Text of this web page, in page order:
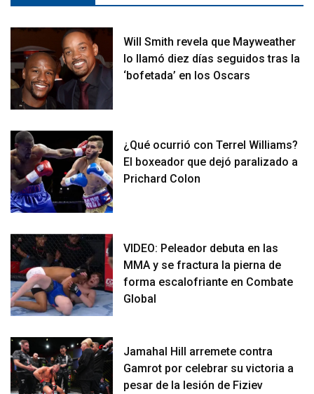
Will Smith revela que Mayweather
lo llamó diez días seguidos tras la
‘bofetada’ en los Oscars
¿Qué ocurrió con Terrel Williams?
El boxeador que dejó paralizado a
Prichard Colon
VIDEO: Peleador debuta en las
MMA y se fractura la pierna de
forma escalofriante en Combate
Global
Jamahal Hill arremete contra
Gamrot por celebrar su victoria a
pesar de la lesión de Fiziev